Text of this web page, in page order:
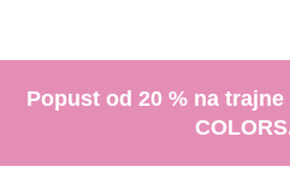
Popust od 20 % na